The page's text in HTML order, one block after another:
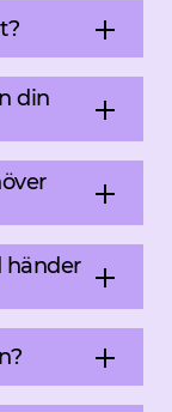
din
händer